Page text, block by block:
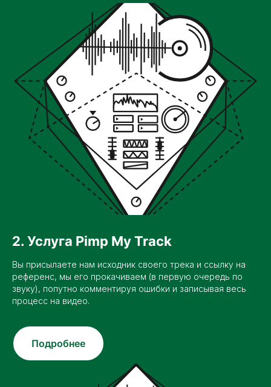
2. Услуга Pimp My Track
Вы присылаете нам исходник своего трека и ссылку на
референс, мы его прокачиваем (в первую очередь по
звуку), попутно комментируя ошибки и записывая весь
процесс на видео.
Подробнее